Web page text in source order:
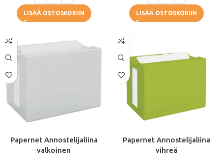
LISÄÄ OSTOSKORIIN LISÄÄ OSTOSKORIIN
Papernet Annostelijaliina
valkoinen
Papernet Annostelijaliina
vihreä